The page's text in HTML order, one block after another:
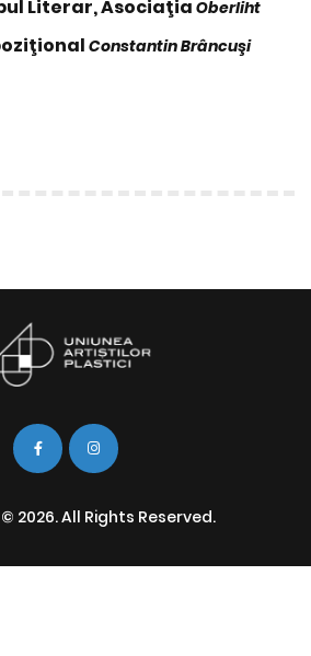
Literar, Asociaţia Oberliht
Constantin Brâncuşi
2026. All Rights Reserved.